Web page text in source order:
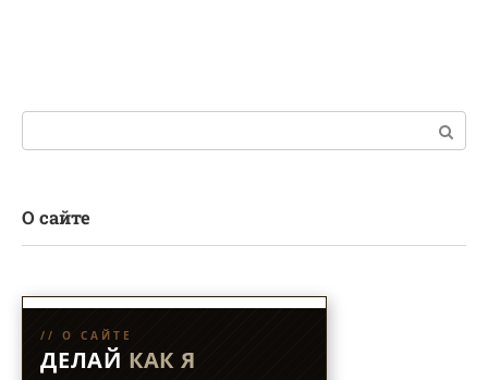
Поиск:
О сайте
// О САЙТЕ
ДЕЛАЙ КАК Я